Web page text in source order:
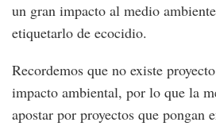
un gran impacto al medio
etiquetarlo de ecocidio.
Recordemos que no existe
impacto ambiental, por lo que la
apostar por proyectos que pongan